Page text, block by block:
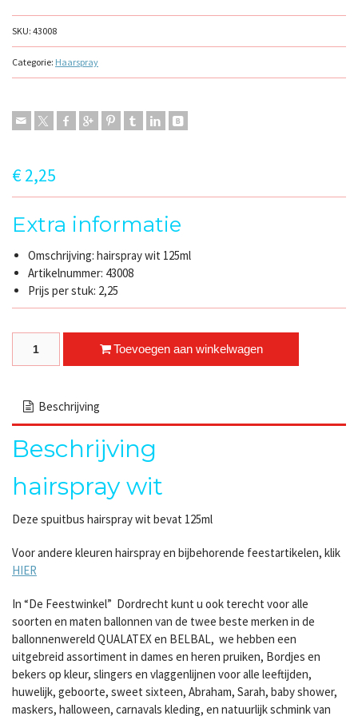
SKU: 43008
Categorie: Haarspray
€2,25
Extra informatie
Omschrijving: hairspray wit 125ml
Artikelnummer: 43008
Prijs per stuk: 2,25
hairspray wit quantityToevoegen aan winkelwagen
Beschrijving
Beschrijving
hairspray wit
Deze spuitbus hairspray wit bevat 125ml
Voor andere kleuren hairspray en bijbehorende feestartikelen, klik
HIER
In “De Feestwinkel” Dordrecht kunt u ook terecht voor alle
soorten en maten ballonnen van de twee beste merken in de
ballonnenwereld QUALATEX en BELBAL, we hebben een
uitgebreid assortiment in dames en heren pruiken, Bordjes en
bekers op kleur, slingers en vlaggenlijnen voor alle leeftijden,
huwelijk, geboorte, sweet sixteen, Abraham, Sarah, baby shower,
maskers, halloween, carnavals kleding, en natuurlijk schmink van